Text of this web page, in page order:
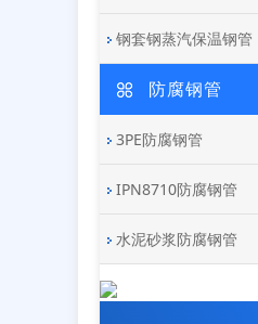
钢套钢蒸汽保温钢管
防腐钢管
3PE防腐钢管
IPN8710防腐钢管
水泥砂浆防腐钢管